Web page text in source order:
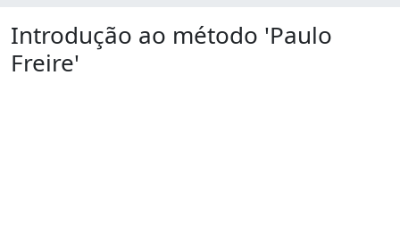
Introdução ao método 'Paulo
Freire'